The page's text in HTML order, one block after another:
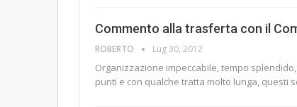
Commento alla trasferta con il
ROBERTO Lug 30, 2012
Organizzazione impeccabile, tempo
punti e con qualche tratta molto lunga, questi